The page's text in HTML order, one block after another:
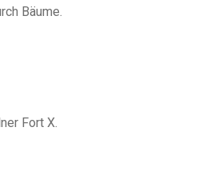
Bäume.
Fort X.